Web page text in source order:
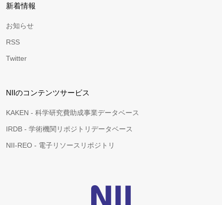
新着情報
お知らせ
RSS
Twitter
NIIのコンテンツサービス
KAKEN - 科学研究費助成事業データベース
IRDB - 学術機関リポジトリデータベース
NII-REO - 電子リソースリポジトリ